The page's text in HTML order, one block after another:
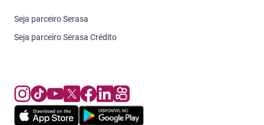
Seja parceiro Serasa
Seja parceiro Serasa Crédito